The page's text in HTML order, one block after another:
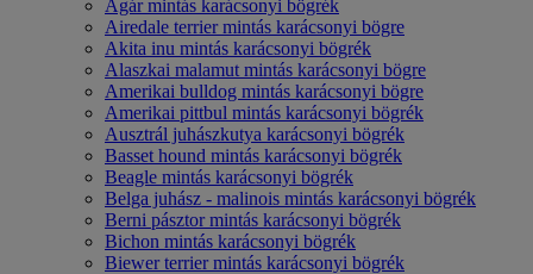
Agár mintás karácsonyi bögrék
Airedale terrier mintás karácsonyi bögre
Akita inu mintás karácsonyi bögrék
Alaszkai malamut mintás karácsonyi bögre
Amerikai bulldog mintás karácsonyi bögre
Amerikai pittbul mintás karácsonyi bögrék
Ausztrál juhászkutya karácsonyi bögrék
Basset hound mintás karácsonyi bögrék
Beagle mintás karácsonyi bögrék
Belga juhász - malinois mintás karácsonyi bögrék
Berni pásztor mintás karácsonyi bögrék
Bichon mintás karácsonyi bögrék
Biewer terrier mintás karácsonyi bögrék